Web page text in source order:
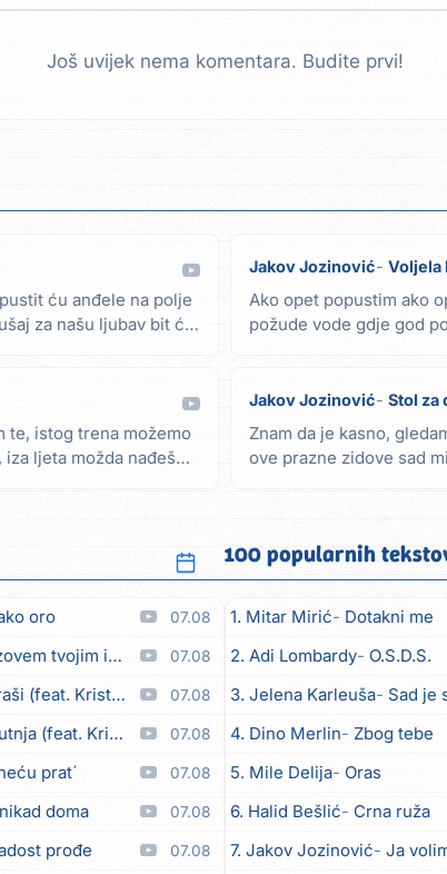
Još uvijek nema komentara. Budite prvi!
ću anđele na polje
za našu ljubav bit ću
Jakov Jozinović Voljela
Ako opet popustim ako
požude vode gdje god
te, istog trena možemo
ljeta možda nađeš
Jakov Jozinović Stol za
Znam da je kasno,
ove prazne zidove sad
oro 07.08
imenom (feat. Kristina Smetko) 07.08
Kristina Smetko) 07.08
Kristina Smetko) 07.08
prat´ 07.08
doma 07.08
prođe 07.08
100 popularnih
1. Mitar Mirić Dotakni me
2. Adi Lombardy O.S.D.S.
3. Jelena Karleuša Sad je
4. Dino Merlin Zbog tebe
5. Mile Delija Oras
6. Halid Bešlić Crna ruža
7. Jakov Jozinović Ja